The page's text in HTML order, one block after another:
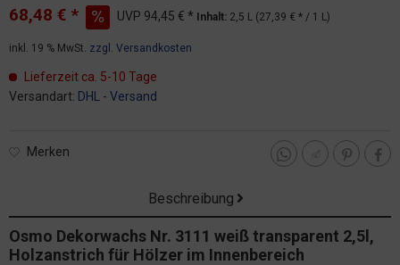
68,48 € * UVP 94,45 € * Inhalt: 2,5 L (27,39 € * / 1 L)
inkl. 19 % MwSt. zzgl. Versandkosten
Lieferzeit ca. 5-10 Tage
Versandart: DHL - Versand
Merken
Beschreibung
Osmo Dekorwachs Nr. 3111 weiß transparent 2,5l,
Holzanstrich für Hölzer im Innenbereich